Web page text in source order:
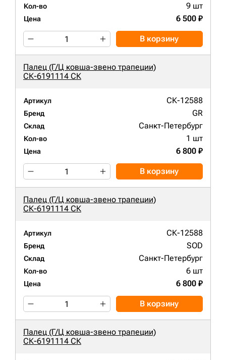
Кол-во 9 шт
Цена 6 500 ₽
В корзину
Палец (Г/Ц ковша-звено трапеции)
СК-6191114 СК
Артикул СК-12588
Бренд GR
Склад Санкт-Петербург
Кол-во 1 шт
Цена 6 800 ₽
В корзину
Палец (Г/Ц ковша-звено трапеции)
СК-6191114 СК
Артикул СК-12588
Бренд SOD
Склад Санкт-Петербург
Кол-во 6 шт
Цена 6 800 ₽
В корзину
Палец (Г/Ц ковша-звено трапеции)
СК-6191114 СК